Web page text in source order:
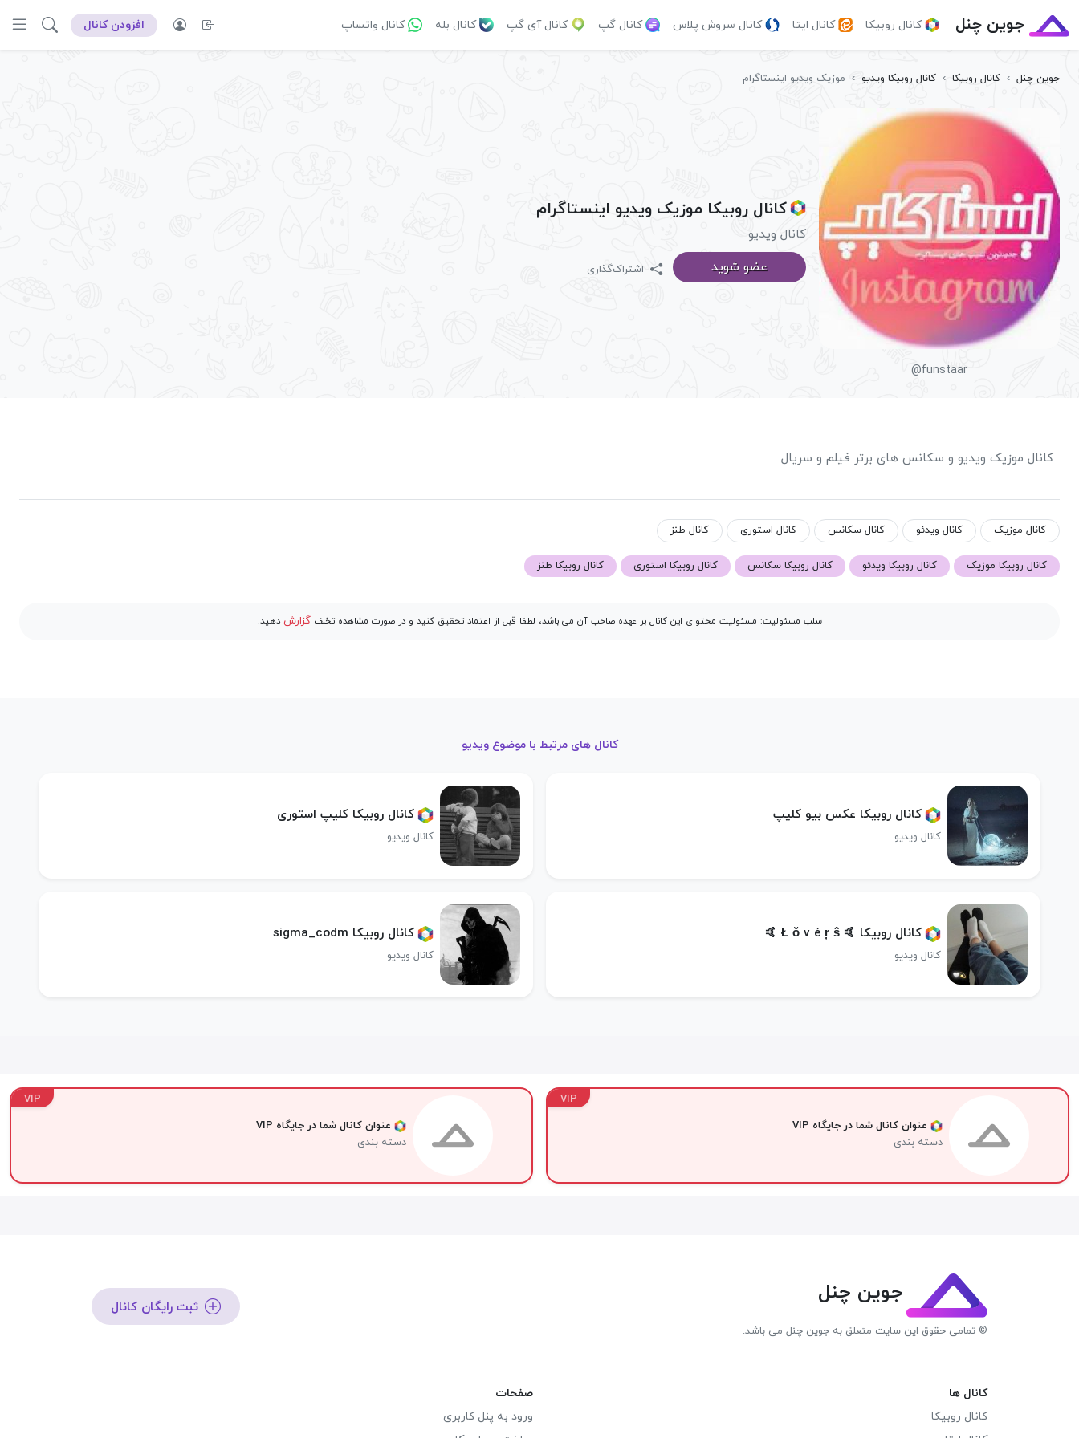
جوین چنل کانال روبیکا کانال ایتا کانال سروش پلاس کانال گپ کانال آی گپ کانال بله کانال واتساپ افزودن کانال
جوین چنل › کانال روبیکا › کانال روبیکا ویدیو › موزیک ویدیو اینستاگرام
@funstaar
کانال روبیکا موزیک ویدیو اینستاگرام
کانال ویدیو
عضو شوید
اشتراک‌گذاری
کانال موزیک ویدیو و سکانس های برتر فیلم و سریال
کانال موزیک کانال ویدئو کانال سکانس کانال استوری کانال طنز
کانال روبیکا موزیک کانال روبیکا ویدئو کانال روبیکا سکانس کانال روبیکا استوری کانال روبیکا طنز
سلب مسئولیت: مسئولیت محتوای این کانال بر عهده صاحب آن می باشد، لطفا قبل از اعتماد تحقیق کنید و در صورت مشاهده تخلفگزارش دهید.
کانال های مرتبط با موضوع ویدیو
کانال روبیکا عکس بیو کلیپ
کانال ویدیو
کانال روبیکا کلیپ استوری
کانال ویدیو
کانال روبیکا 🤙️ Ł ŏ v é ŗ ŝ ️🤙
کانال ویدیو
کانال روبیکا sigma_codm
کانال ویدیو
VIP
عنوان کانال شما در جایگاه VIP
دسته بندی
VIP
عنوان کانال شما در جایگاه VIP
دسته بندی
جوین چنل
© تمامی حقوق این سایت متعلق به جوین چنل می باشد.
ثبت رایگان کانال
کانال ها
کانال روبیکا
صفحات
ورود به پنل کاربری